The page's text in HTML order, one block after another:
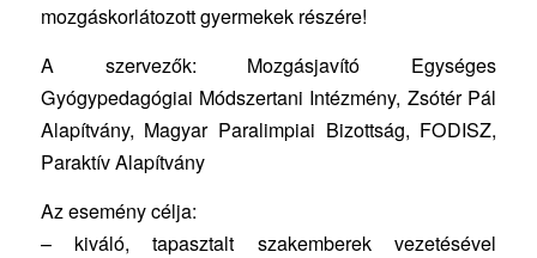
mozgáskorlátozott gyermekek részére!
A szervezők: Mozgásjavító Egységes
Gyógypedagógiai Módszertani Intézmény, Zsótér Pál
Alapítvány, Magyar Paralimpiai Bizottság, FODISZ,
Paraktív Alapítvány
Az esemény célja:
– kiváló, tapasztalt szakemberek vezetésével